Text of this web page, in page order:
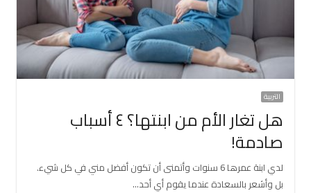
التربية
هل تغار الأم من ابنتها؟ ٤ أسباب
صادمة!
لدي ابنة عمرها 6 سنوات وأتمنى أن تكون أفضل مني في كل شيء.
بل وأشعر بالسعادة عندما يقوم أي أحد…